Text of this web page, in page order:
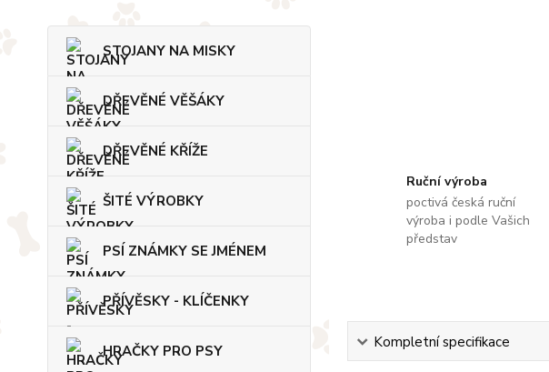
STOJANY NA MISKY
DŘEVĚNÉ VĚŠÁKY
DŘEVĚNÉ KŘÍŽE
ŠITÉ VÝROBKY
PSÍ ZNÁMKY SE JMÉNEM
PŘÍVĚSKY - KLÍČENKY
HRAČKY PRO PSY
Ruční výroba
poctivá česká ruční
výroba i podle Vašich
představ
Kompletní specifikace